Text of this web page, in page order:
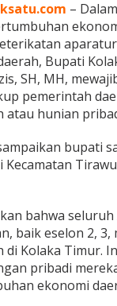
–
Bupati
SH, MH,
pemerintah
atau hunian
bupati
Kecamatan
bahwa seluruh
baik eselon 2, 3,
di Kolaka Timur.
pribadi
ekonomi